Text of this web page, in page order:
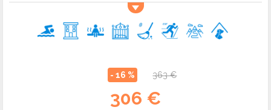
- 16 % 363 €
306 €